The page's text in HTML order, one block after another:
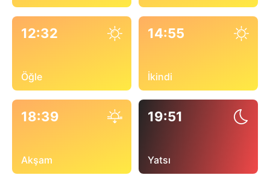
12:32
Öğle
14:55
İkindi
18:39
Akşam
19:51
Yatsı